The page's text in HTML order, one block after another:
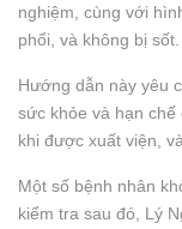
nghiệm, cùng với
phổi, và không bị sốt.
Hướng dẫn này yêu
sức khỏe và hạn
khi được xuất viện,
Một số bệnh nhân
kiểm tra sau đó, Lý